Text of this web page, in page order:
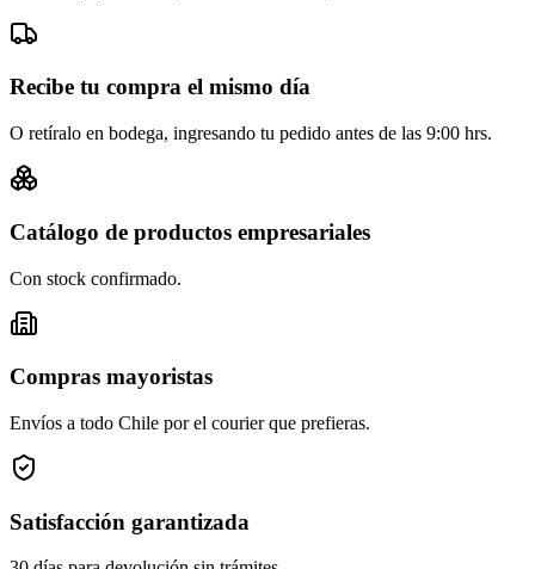
Recibe tu compra el mismo día
O retíralo en bodega, ingresando tu pedido antes de las 9:00 hrs.
Catálogo de productos empresariales
Con stock confirmado.
Compras mayoristas
Envíos a todo Chile por el courier que prefieras.
Satisfacción garantizada